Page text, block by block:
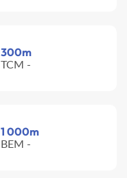
300m
TCM -
1 000m
BEM -